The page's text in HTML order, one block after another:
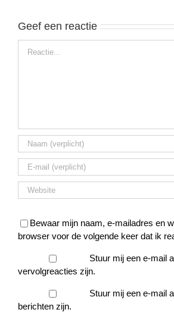
Geef een reactie
Bewaar mijn naam, e-mailadres en
browser voor de volgende keer dat ik
Stuur mij een e-mail
vervolgreacties zijn.
Stuur mij een e-mail
berichten zijn.